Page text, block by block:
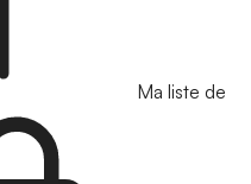
Ma liste de